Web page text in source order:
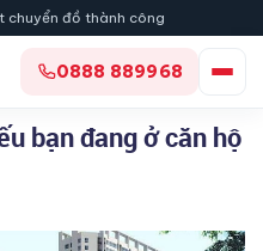
chuyển đồ thành công
0888 889968
bạn đang ở căn hộ